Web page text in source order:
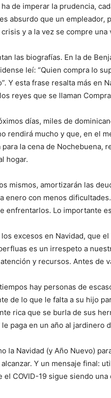
ha de imperar la prudencia,
absurdo que un empleador,
y a la vez se compre una
las biografías. En la de
leí: “Quien compra lo
Y esta frase resalta más en
reyes que se llaman
días, miles de
rendirá mucho y que, en el
para la cena de Nochebuena,
hogar.
mismos, amortizarán las
enero con menos
enfrentarlos. Lo importante
excesos en Navidad, que
es un irrespeto a
y recursos. Antes de
hay personas de
de lo que le falta a su hijo
rica que se burla de sus
paga en un año al jardinero
la Navidad (y Año Nuevo)
Y un mensaje final:
el COVID-19 sigue siendo una